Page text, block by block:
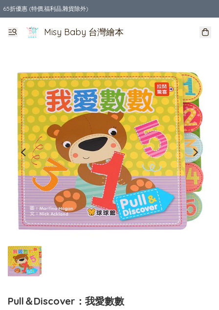
65折優惠 (特價,福利品,雜貨除外)
全店購物滿$550，免運費
Misy Baby 台灣繪本
Pull＆Discover：我愛數數